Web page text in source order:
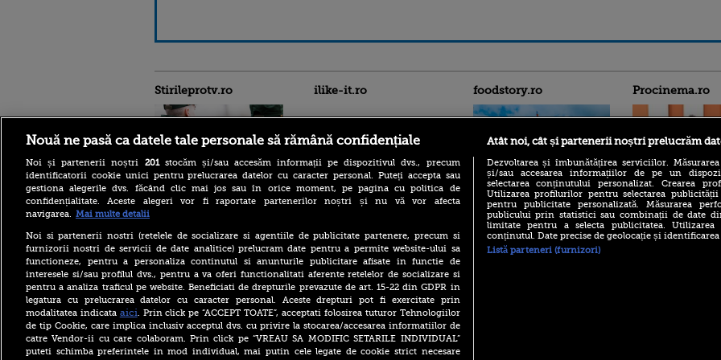
Stirileprotv.ro
Escrocheria „văduvelor
negre” ia amploare în Rusia.
milioane de ruble”
Aflat în SUA, ministrul
britanic de Externe a evitat
să spună dacă îl mai
consideră pe Trump „idiot,
rasist și misogin”
Primăriile care nu se
înrolează pe Ghiseul.ro pot
rămâne fără finanțare. Cât
timp mai au la dispoziție
ilike-it.ro foodstory.ro
(P) Descoperă Lumea
Evenimentelor din România
cu Transilvania Events!
(P) Raku, gaming intens și o
Procinema.ro
Emoții intense
Sebastian Stan!
Annabelle, l-a
Nouă ne pasă ca datele tale personale să rămână confidențiale
Noi și partenerii noștri 201stocăm și/sau accesăm informații pe dispozitivul dvs., precum
identificatorii cookie unici pentru prelucrarea datelor cu caracter personal. Puteți accepta sau
gestiona alegerile dvs. făcând clic mai jos sau în orice moment, pe pagina cu politica de
confidențialitate. Aceste alegeri vor fi raportate partenerilor noștri și nu vă vor afecta
navigarea. Mai multe detalii
Noi si partenerii nostri (retelele de socializare si agentiile de publicitate partenere, precum si
furnizorii nostri de servicii de date analitice) prelucram date pentru a permite website-ului sa
functioneze, pentru a personaliza continutul si anunturile publicitare afisate in functie de
interesele si/sau profilul dvs., pentru a va oferi functionalitati aferente retelelor de socializare si
pentru a analiza traficul pe website. Beneficiati de drepturile prevazute de art. 15-22 din GDPR in
legatura cu prelucrarea datelor cu caracter personal. Aceste drepturi pot fi exercitate prin
modalitatea indicata aici. Prin click pe “ACCEPT TOATE”, acceptati folosirea tuturor Tehnologiilor
de tip Cookie, care implica inclusiv acceptul dvs. cu privire la stocarea/accesarea informatiilor de
catre Vendor-ii cu care colaboram. Prin click pe “VREAU SA MODIFIC SETARILE INDIVIDUAL”
puteti schimba preferintele in mod individual, mai putin cele legate de cookie strict necesare
Atât noi, cât și partenerii noștri prelucrăm
Dezvoltarea și îmbunătățirea serviciilor.
și/sau accesarea informațiilor de pe un
selectarea conținutului personalizat. Crearea
Utilizarea profilurilor pentru selectarea
pentru publicitate personalizată. Măsurarea
publicului prin statistici sau combinații de date
limitate pentru a selecta publicitatea.
conținutul. Date precise de geolocație și
Listă parteneri (furnizori)